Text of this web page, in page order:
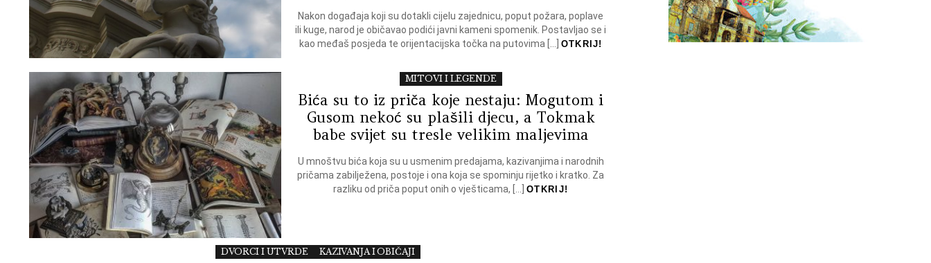
Nakon događaja koji su dotakli cijelu zajednicu, poput požara, poplave
ili kuge, narod je običavao podići javni kameni spomenik. Postavljao se i
kao međaš posjeda te orijentacijska točka na putovima […] OTKRIJ!
MITOVI I LEGENDE
Bića su to iz priča koje nestaju: Mogutom i
Gusom nekoć su plašili djecu, a Tokmak
babe svijet su tresle velikim maljevima
U mnoštvu bića koja su u usmenim predajama, kazivanjima i narodnih
pričama zabilježena, postoje i ona koja se spominju rijetko i kratko. Za
razliku od priča poput onih o vješticama, […]OTKRIJ!
DVORCI I UTVRDE KAZIVANJA I OBIČAJI